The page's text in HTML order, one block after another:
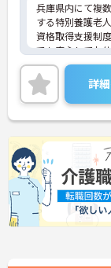
兵庫県内にて複
する特別養護老
資格取得支援制
でも安心してお
実しているので
くことが出来る
ご興味ある方に
細をお話致しま
詳